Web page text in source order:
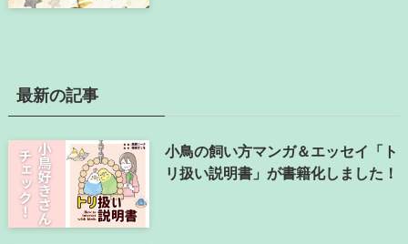
最新の記事
小鳥の飼い方マンガ＆エッセイ「ト
リ扱い説明書」が書籍化しました！